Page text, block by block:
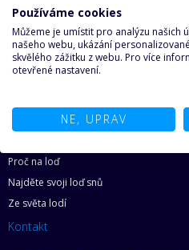
Informace pro spotřebitele
Zásady ochrany osobních údajů
Mapa webu
O lodích
Proč na loď
Najděte svoji loď snů
Ze světa lodí
Kontakt
Používáme cookies
Můžeme je umístit pro analýzu našich
našeho webu, ukázání
skvělého zážitku z webu. Pro více
otevřené nastavení.
NE, UPRAV